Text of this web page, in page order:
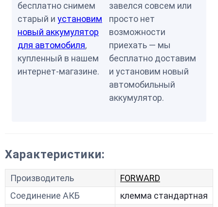
бесплатно снимем
старый и установим
новый аккумулятор
для автомобиля,
купленный в нашем
интернет-магазине.
завелся совсем или
просто нет
возможности
приехать — мы
бесплатно доставим
и установим новый
автомобильный
аккумулятор.
Характеристики:
Производитель
FORWARD
Соединение АКБ
клемма стандартная